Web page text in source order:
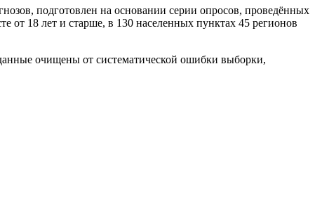
подготовлен на основании серии опросов, проведённых
от 18 лет и старше, в 130 населенных пунктах 45 регионов
очищены от систематической ошибки выборки,